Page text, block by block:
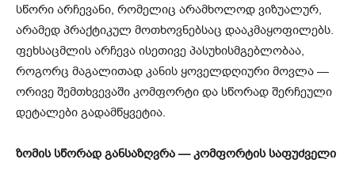
სწორი არჩევანი, რომელიც არამხოლოდ ვიზუალურ,
არამედ პრაქტიკულ მოთხოვნებსაც დააკმაყოფილებს.
ფეხსაცმლის არჩევა ისეთივე პასუხისმგებლობაა,
როგორც მაგალითად კანის ყოველდღიური მოვლა —
ორივე შემთხვევაში კომფორტი და სწორად შერჩეული
დეტალები გადამწყვეტია.
ზომის სწორად განსაზღვრა — კომფორტის საფუძველი